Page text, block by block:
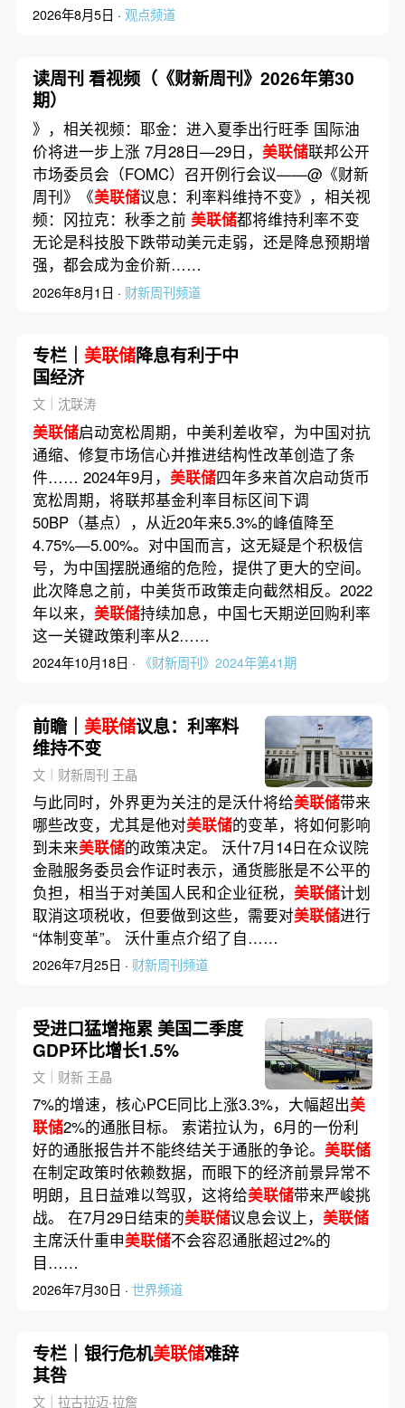
2026年8月5日 · 观点频道
读周刊 看视频（《财新周刊》2026年第30
期）
》，相关视频：耶金：进入夏季出行旺季 国际油
价将进一步上涨 7月28日—29日， 美联储联邦公开
市场委员会（FOMC）召开例行会议——@《财新
周刊》《美联储议息：利率料维持不变》，相关视
频：冈拉克：秋季之前 美联储都将维持利率不变
无论是科技股下跌带动美元走弱，还是降息预期增
强，都会成为金价新……
2026年8月1日 · 财新周刊频道
专栏｜ 美联储降息有利于中
国经济
文｜沈联涛
美联储启动宽松周期，中美利差收窄，为中国对抗
通缩、修复市场信心并推进结构性改革创造了条
件…… 2024年9月， 美联储四年多来首次启动货币
宽松周期，将联邦基金利率目标区间下调
50BP（基点），从近20年来5.3%的峰值降至
4.75%—5.00%。对中国而言，这无疑是个积极信
号，为中国摆脱通缩的危险，提供了更大的空间。
此次降息之前，中美货币政策走向截然相反。2022
年以来， 美联储持续加息，中国七天期逆回购利率
这一关键政策利率从2……
2024年10月18日 · 《财新周刊》2024年第41期
前瞻｜ 美联储议息：利率料
维持不变
文｜财新周刊 王晶
与此同时，外界更为关注的是沃什将给美联储带来
哪些改变，尤其是他对美联储的变革，将如何影响
到未来美联储的政策决定。 沃什7月14日在众议院
金融服务委员会作证时表示，通货膨胀是不公平的
负担，相当于对美国人民和企业征税， 美联储计划
取消这项税收，但要做到这些，需要对美联储进行
“体制变革”。 沃什重点介绍了自……
2026年7月25日 · 财新周刊频道
受进口猛增拖累 美国二季度
GDP环比增长1.5%
文｜财新 王晶
7%的增速，核心PCE同比上涨3.3%，大幅超出美
联储2%的通胀目标。 索诺拉认为，6月的一份利
好的通胀报告并不能终结关于通胀的争论。 美联储
在制定政策时依赖数据，而眼下的经济前景异常不
明朗，且日益难以驾驭，这将给美联储带来严峻挑
战。 在7月29日结束的美联储议息会议上， 美联储
主席沃什重申美联储不会容忍通胀超过2%的
目……
2026年7月30日 · 世界频道
专栏｜银行危机美联储难辞
其咎
文｜拉古拉迈·拉詹